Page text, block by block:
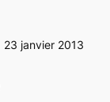
23 janvier 2013